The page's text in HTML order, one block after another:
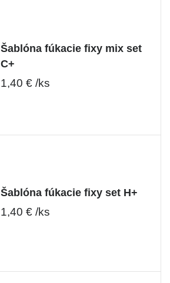
Šablóna fúkacie fixy mix set
C+
1,40 € /ks
Šablóna fúkacie fixy set H+
1,40 € /ks